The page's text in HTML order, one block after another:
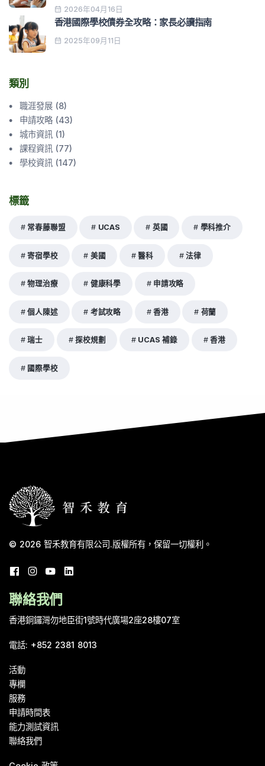
2026年04月16日
香港國際學校債券全攻略：家長必讀指南
2025年09月11日
類別
職涯發展 (8)
申請攻略 (43)
城市資訊 (1)
課程資訊 (77)
學校資訊 (147)
標籤
常春藤聯盟 UCAS 英國 學科推介
寄宿學校 美國 醫科 法律
物理治療 健康科學 申請攻略
個人陳述 考試攻略 香港 荷蘭
瑞士 探校規劃 UCAS 補錄 香港
國際學校
© 2026 智禾教育有限公司.版權所有，保留一切權利。
聯絡我們
香港銅鑼灣勿地臣街1號時代廣場2座28樓07室
電話: +852 2381 8013
活動
專欄
服務
申請時間表
能力測試資訊
聯絡我們